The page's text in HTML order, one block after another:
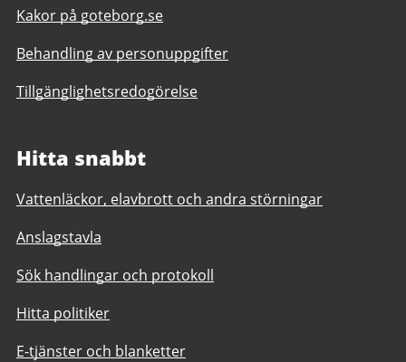
Kakor på goteborg.se
Behandling av personuppgifter
Tillgänglighetsredogörelse
Hitta snabbt
Vattenläckor, elavbrott och andra störningar
Anslagstavla
Sök handlingar och protokoll
Hitta politiker
E-tjänster och blanketter